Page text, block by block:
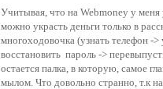
Учитывая, что на Webmoney у
можно украсть деньги только в
многоходовочка (узнать телефон -
восстановить пароль ->
остается палка, в которую, самое
мылом. Что довольно странно, т.к